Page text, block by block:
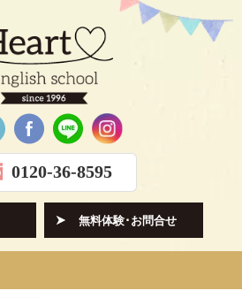
0120-36-8595
無料体験･お問合せ